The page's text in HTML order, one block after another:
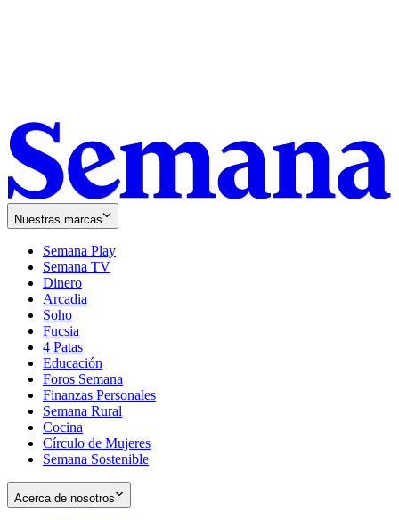
Nuestras marcas
Semana Play
Semana TV
Dinero
Arcadia
Soho
in
new
window
Fucsia
in
new
window
4 Patas
Educación
Foros Semana
Finanzas Personales
Semana Rural
Cocina
Círculo de Mujeres
Semana Sostenible
Acerca de nosotros